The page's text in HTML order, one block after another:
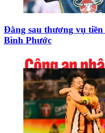
Đằng sau thương vụ
Bình Phước